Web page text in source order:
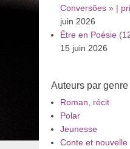
Conversões » |
juin 2026
Être en Poésie
15 juin 2026
Auteurs par genre
Roman, récit
Polar
Jeunesse
Conte et nouvelle